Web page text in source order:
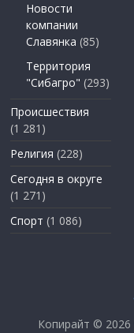
Новости
компании
Славянка (85)
Территория
"Сибагро" (293)
Происшествия
(1 281)
Религия (228)
Сегодня в округе
(1 271)
Спорт (1 086)
Копирайт © 2026